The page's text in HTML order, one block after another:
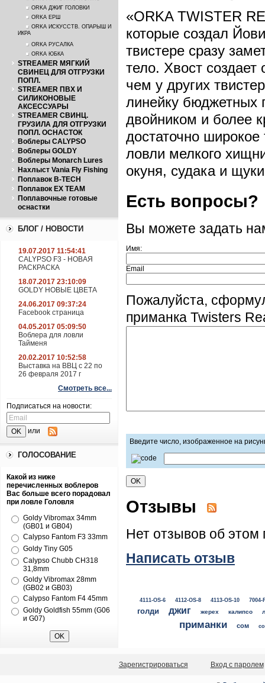
ORKA ДЖИГ ГОЛОВКИ
ORKA ЕРШ
ORKA ИСКУССТВ. ОПАРЫШ И
ИКРА
ORKA РУСАЛКА
ORKA ЮБКА
STREAMER МЯГКИЙ
СВИНЕЦ ДЛЯ ОТГРУЗКИ
ПОПЛ.
STREAMER ПВХ И
СИЛИКОНОВЫЕ
АКСЕССУАРЫ
STREAMER СВИНЦ.
ГРУЗИЛА ДЛЯ ОТГРУЗКИ
ПОПЛ. ОСНАСТОК
Воблеры CALYPSO
Воблеры GOLDY
Воблеры Monarch Lures
Нахлыст Vania Fly Fishing
Поплавок B-TECH
Поплавок EX TEAM
Поплавочные готовые
оснастки
БЛОГ / НОВОСТИ
19.07.2017 11:54:41
CALYPSO F3 - НОВАЯ
РАСКРАСКА
18.07.2017 23:10:09
GOLDY НОВЫЕ ЦВЕТА
24.06.2017 09:37:24
Facebook страница
04.05.2017 05:09:50
Воблера для ловли
Тайменя
20.02.2017 10:52:58
Выставка на ВВЦ с 22 по
26 февраля 2017 г
Смотреть все...
Подписаться на новости:
или
ГОЛОСОВАНИЕ
Какой из ниже
перечисленных воблеров
Вас больше всего порадовал
при ловле Головля
Goldy Vibromax 34mm
(GB01 и GB04)
Calypso Fantom F3 33mm
Goldy Tiny G05
Calypso Chubb CH318
31,8mm
Goldy Vibromax 28mm
(GB02 и GB03)
Calypso Fantom F4 45mm
Goldy Goldfish 55mm (G06
и G07)
«ORKA TWISTER
которые создал
твистере сразу
тело. Хвост
чем у других
линейку бюджетных
двойником и более
достаточно
ловли мелкого
окуня, судака и
Есть вопросы?
Вы можете задать
Имя:
Email
Пожалуйста,
приманка Twisters
Введите число, изображенное на
Отзывы
Нет отзывов об этом
Написать отзыв
4111-OS-6 4112-OS-8 4113-OS-10 7004-
голди джиг жерех калипсо
приманки сом
Зарегистрироваться Вход с паролем